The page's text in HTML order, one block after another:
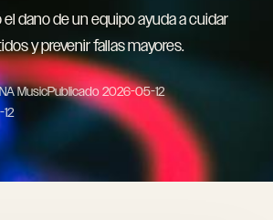
dano de un equipo ayuda a cuidar
y prevenir fallas mayores.
MusicPublicado2026-05-12